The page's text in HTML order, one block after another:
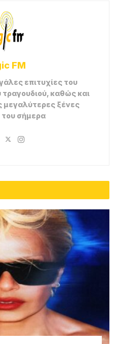
FM
επιτυχίες του
καθώς και
μεγαλύτερες ξένες
του σήμερα